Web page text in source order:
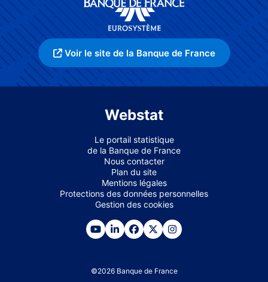
Voir le site de la Banque de France
Webstat
Le portail statistique
de la Banque de France
Nous contacter
Plan du site
Mentions légales
Protections des données personnelles
Gestion des cookies
©2026 Banque de France